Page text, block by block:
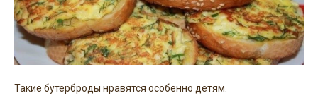
Такие бутерброды нравятся особенно детям.